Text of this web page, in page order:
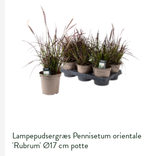
Lampepudsergræs Pennisetum orientale
'Rubrum' Ø17 cm potte